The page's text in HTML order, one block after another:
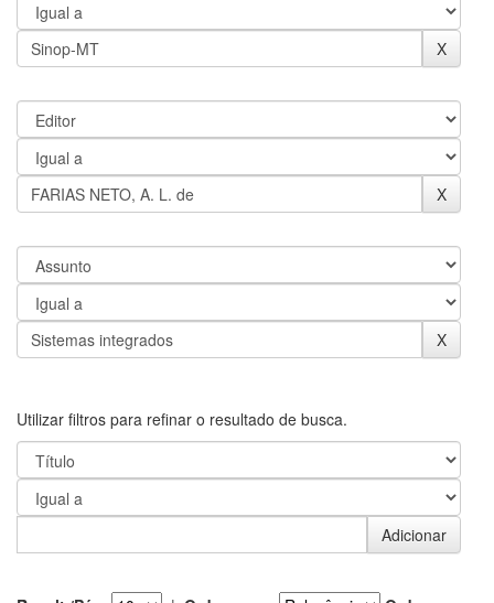
Utilizar filtros para refinar o resultado de busca.